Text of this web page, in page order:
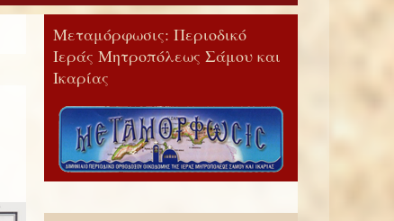
Μεταμόρφωσις: Περιοδικό
Ιεράς Μητροπόλεως Σάμου και
Ικαρίας